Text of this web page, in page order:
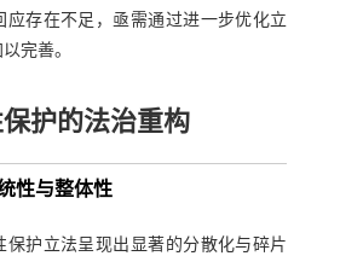
应存在不足，亟需通过进一步优化立
完善。
护的法治重构
性与整体性
保护立法呈现出显著的分散化与碎片